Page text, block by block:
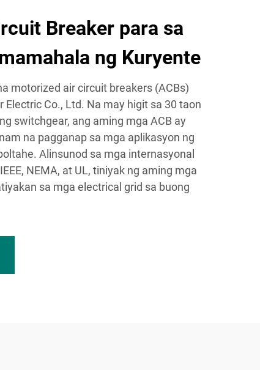
Breaker para sa
ng Kuryente
motorized air circuit breakers (ACBs)
Electric Co., Ltd. Na may higit sa 30 taon
switchgear, ang aming mga ACB ay
na pagganap sa mga aplikasyon ng
Alinsunod sa mga internasyonal
NEMA, at UL, tiniyak ng aming mga
sa mga electrical grid sa buong